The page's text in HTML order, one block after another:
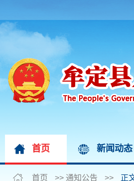
首页 新闻动态
首页 >> 通知公告 >> 正